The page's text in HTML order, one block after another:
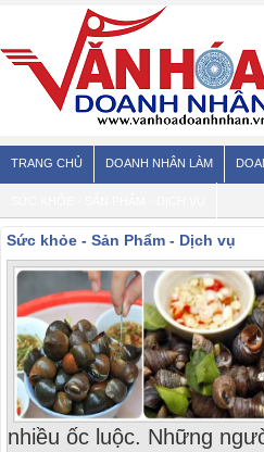
TRANG CHỦ DOANH NHÂN LÀM
Sức khỏe - Sản Phẩm - Dịch vụ
nhiều ốc luộc. Những